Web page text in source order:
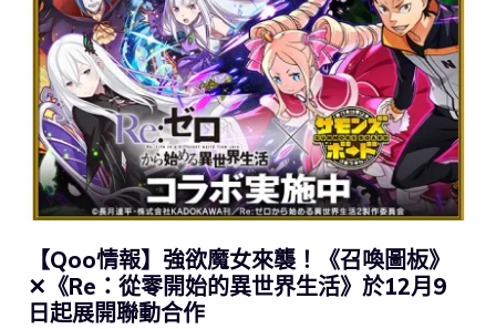
【Qoo情報】強欲魔女來襲！《召喚圖板》
✕《Re：從零開始的異世界生活》於12月9
日起展開聯動合作